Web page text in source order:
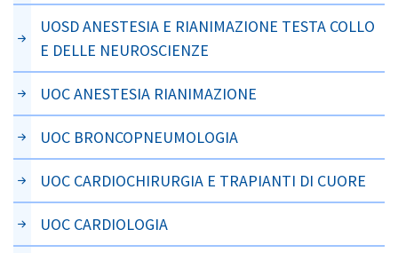
UOSD ANESTESIA E RIANIMAZIONE TESTA COLLO
E DELLE NEUROSCIENZE
UOC ANESTESIA RIANIMAZIONE
UOC BRONCOPNEUMOLOGIA
UOC CARDIOCHIRURGIA E TRAPIANTI DI CUORE
UOC CARDIOLOGIA